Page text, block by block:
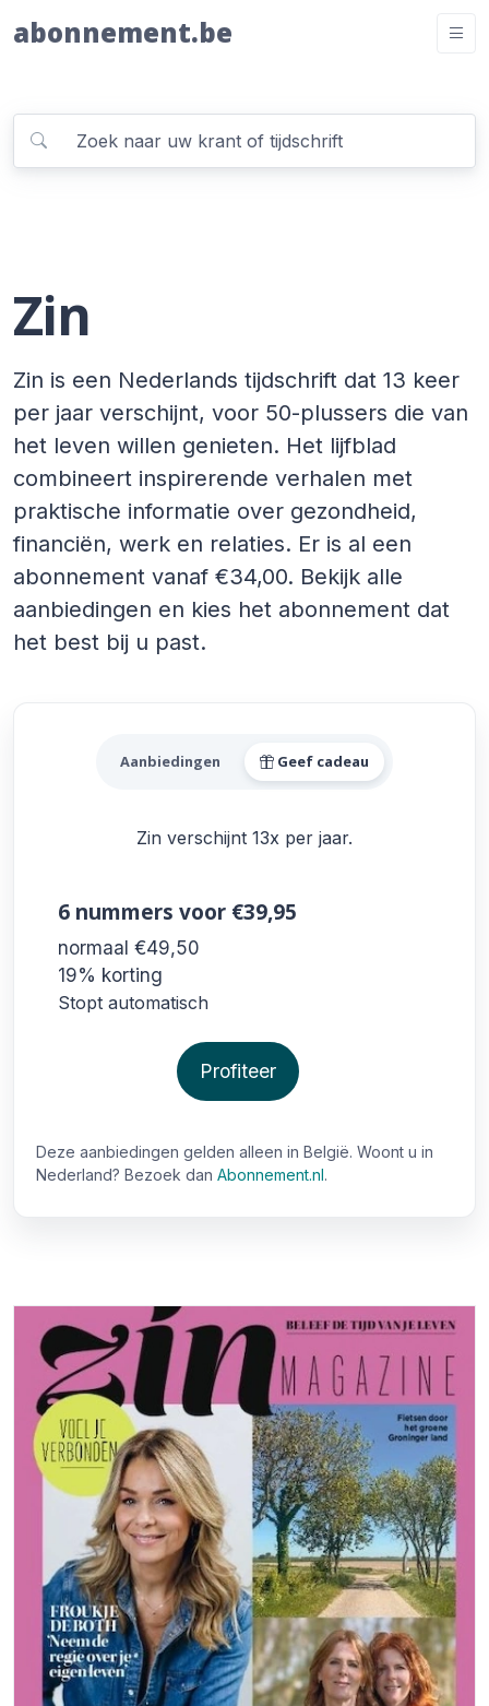
abonnement.be
Zin
Zin is een Nederlands tijdschrift dat 13 keer
per jaar verschijnt, voor 50-plussers die van
het leven willen genieten. Het lijfblad
combineert inspirerende verhalen met
praktische informatie over gezondheid,
financiën, werk en relaties. Er is al een
abonnement vanaf €34,00. Bekijk alle
aanbiedingen en kies het abonnement dat
het best bij u past.
Alle Zin Aanbiedingen
Aanbiedingen Geef cadeau
Zin verschijnt 13x per jaar.
6 nummers voor €39,95
normaal €49,50
19% korting
Stopt automatisch
Profiteer
Deze aanbiedingen gelden alleen in België. Woont u in
Nederland? Bezoek dan Abonnement.nl.